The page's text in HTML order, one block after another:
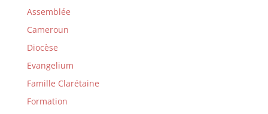
Assemblée
Cameroun
Diocèse
Evangelium
Famille Clarétaine
Formation